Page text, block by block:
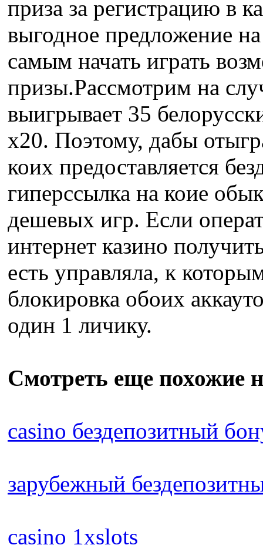
приза за регистрацию в
выгодное предложение
самым начать играть
призы.Рассмотрим на
выигрывает 35
х20. Поэтому, дабы
коих предоставляется
гиперссылка на коие
дешевых игр. Если
интернет казино
есть управляла, к
блокировка обоих
один 1 личику.
Смотреть еще похожие
casino бездепозитный
зарубежный
casino 1xslots